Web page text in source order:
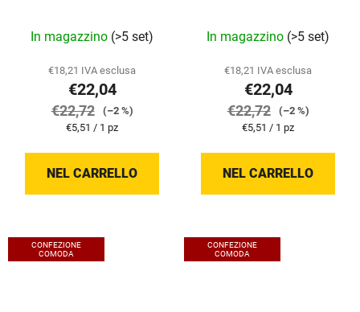
In magazzino (>5 set)
€18,21 IVA esclusa
€22,04
€22,72
(–2 %)
Prezzo
misura:
€5,51 / 1 pz
NEL CARRELLO
In magazzino (>5 set)
€18,21 IVA esclusa
€22,04
€22,72
(–2 %)
Prezzo
misura:
€5,51 / 1 pz
NEL CARRELLO
CONFEZIONE
COMODA
CONFEZIONE
COMODA